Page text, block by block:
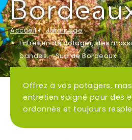
Accueil
Jardinage
Entretien du potager, des
bandes – Sud de Bordeaux
Offrez à vos potagers,
entretien soigné pour des
ordonnés et toujours
Ville*